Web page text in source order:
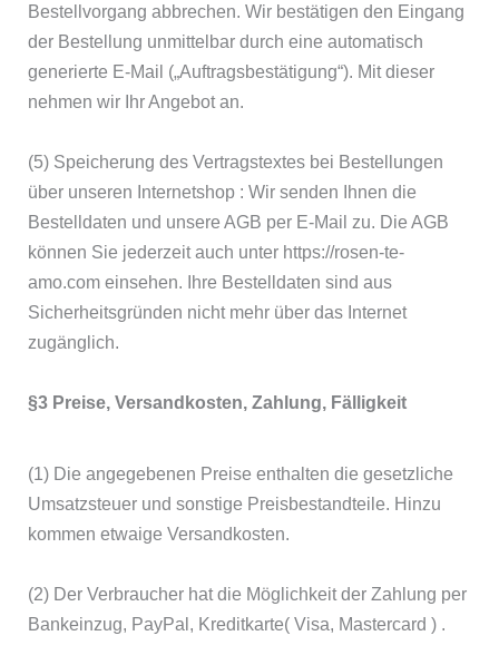
Bestellvorgang abbrechen. Wir bestätigen den Eingang
der Bestellung unmittelbar durch eine automatisch
generierte E-Mail („Auftragsbestätigung“). Mit dieser
nehmen wir Ihr Angebot an.
(5) Speicherung des Vertragstextes bei Bestellungen
über unseren Internetshop : Wir senden Ihnen die
Bestelldaten und unsere AGB per E-Mail zu. Die AGB
können Sie jederzeit auch unter https://rosen-te-
amo.com einsehen. Ihre Bestelldaten sind aus
Sicherheitsgründen nicht mehr über das Internet
zugänglich.
§3 Preise, Versandkosten, Zahlung, Fälligkeit
(1) Die angegebenen Preise enthalten die gesetzliche
Umsatzsteuer und sonstige Preisbestandteile. Hinzu
kommen etwaige Versandkosten.
(2) Der Verbraucher hat die Möglichkeit der Zahlung per
Bankeinzug, PayPal, Kreditkarte( Visa, Mastercard ) .